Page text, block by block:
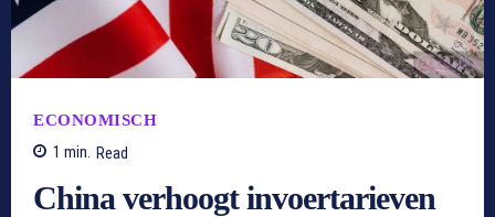
ECONOMISCH
1 min. Read
China verhoogt invoertarieven